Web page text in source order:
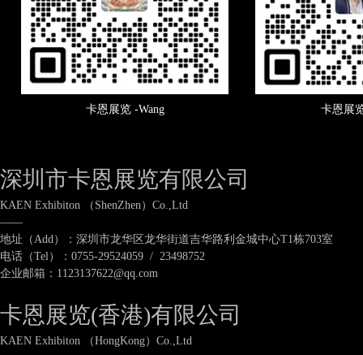
卡恩展览 -Wang 卡恩展
深圳市卡恩展览有限公司
KAEN Exhibiton （ShenZhen）Co.,Ltd
——
地址（Add）：深圳市龙华区龙华街道吉华路利金城中心T1栋703室
电话（Tel）：0755-29524059 / 23498752
企业邮箱：1123137622@qq.com
卡恩展览(香港)有限公司
KAEN Exhibiton （HongKong）Co.,Ltd